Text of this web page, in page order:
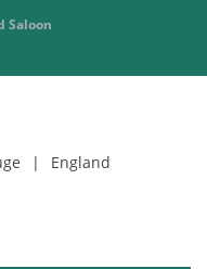
Saloon
| England